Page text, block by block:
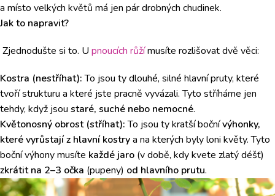
a místo velkých květů má jen pár drobných chudinek.
Jak to napravit?
Zjednodušte si to. U pnoucích růžímusíte rozlišovat dvě věci:
Kostra (nestříhat):To jsou ty dlouhé, silné hlavní pruty, které
tvoří strukturu a které jste pracně vyvázali. Tyto stříháme jen
tehdy, když jsou staré, suché nebo nemocné.
Květonosný obrost (stříhat):To jsou ty kratší bočnívýhonky,
které vyrůstají z hlavní kostrya na kterých byly loni květy. Tyto
boční výhony musíte každé jaro (v době, kdy kvete zlatý déšť)
zkrátit na 2–3 očka (pupeny) od hlavního prutu.